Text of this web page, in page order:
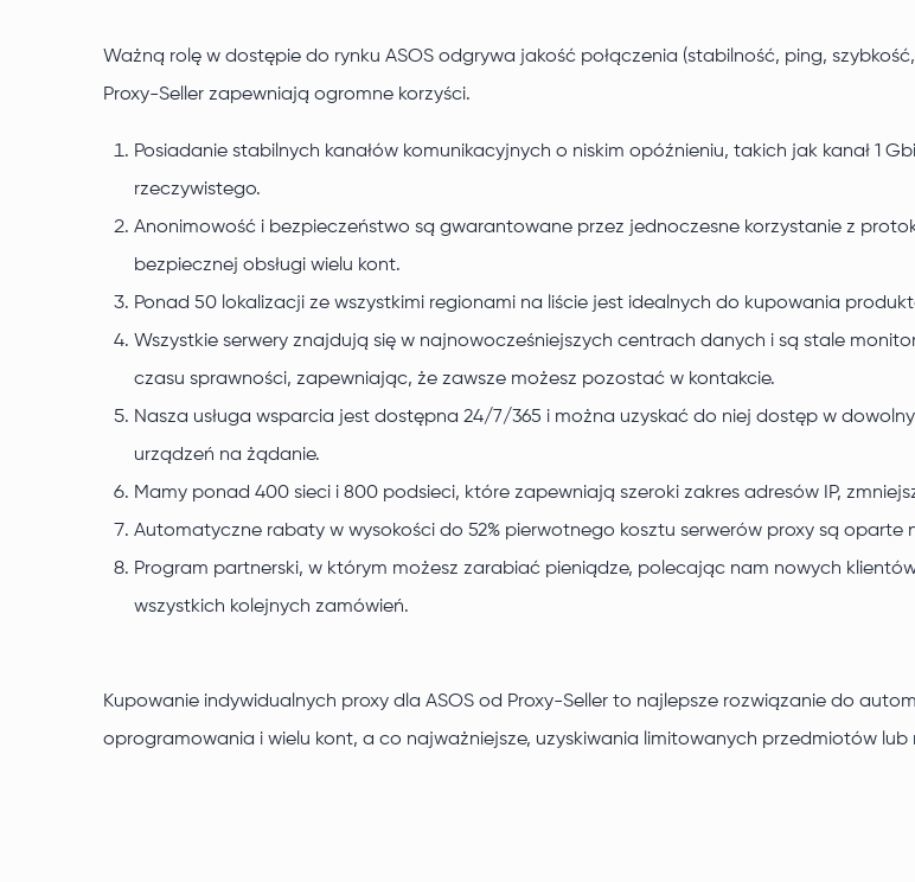
Ważną rolę w dostępie do rynku ASOS odgrywa jakość połączenia (stabilność, ping,
Proxy-Seller zapewniają ogromne korzyści.
Posiadanie stabilnych kanałów komunikacyjnych o niskim opóźnieniu, takich jak kanał 1
rzeczywistego.
Anonimowość i bezpieczeństwo są gwarantowane przez jednoczesne korzystanie z
bezpiecznej obsługi wielu kont.
Ponad 50 lokalizacji ze wszystkimi regionami na liście jest idealnych do kupowania
Wszystkie serwery znajdują się w najnowocześniejszych centrach danych i są stale
czasu sprawności, zapewniając, że zawsze możesz pozostać w kontakcie.
Nasza usługa wsparcia jest dostępna 24/7/365 i można uzyskać do niej dostęp w
urządzeń na żądanie.
Mamy ponad 400 sieci i 800 podsieci, które zapewniają szeroki zakres adresów IP,
Automatyczne rabaty w wysokości do 52% pierwotnego kosztu serwerów proxy są oparte
Program partnerski, w którym możesz zarabiać pieniądze, polecając nam nowych
wszystkich kolejnych zamówień.
Kupowanie indywidualnych proxy dla ASOS od Proxy-Seller to najlepsze rozwiązanie do
oprogramowania i wielu kont, a co najważniejsze, uzyskiwania limitowanych przedmiotów lub